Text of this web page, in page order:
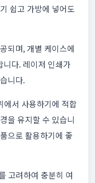
쉽고 가방에 넣어도
되며, 개별 케이스에
다. 레이저 인쇄가
니다.
에서 사용하기에 적합
을 유지할 수 있습니
으로 활용하기에 좋
고려하여 충분히 여